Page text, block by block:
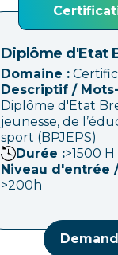
Diplôme d'Etat
Domaine :
Descriptif /
Diplôme d'Etat
jeunesse, de
sport (BPJEPS)
Durée :>1500 H
Niveau d'entrée
>200h